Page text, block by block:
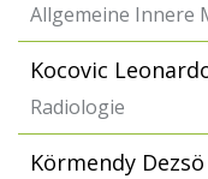
Allgemeine Innere
Kocovic
Radiologie
Körmendy Dezsö